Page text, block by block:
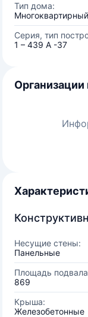
Тип дома:
Серия, тип
1 – 439 А -37
Организации
Несущие стены:
Панельные
Площадь
869
Крыша:
Железобетонные